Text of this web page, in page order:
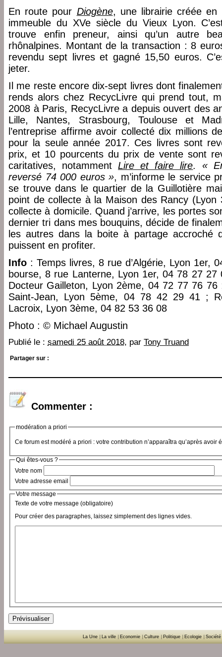
En route pour Diogène, une librairie créée en
immeuble du XVe siècle du Vieux Lyon.
trouve enfin preneur, ainsi qu’un autre
rhônalpines. Montant de la transaction : 8
revendu sept livres et gagné 15,50 euros.
jeter.
Il me reste encore dix-sept livres dont
rends alors chez RecycLivre qui prend tout,
2008 à Paris, RecycLivre a depuis ouvert des
Lille, Nantes, Strasbourg, Toulouse et
l’entreprise affirme avoir collecté dix millions
pour la seule année 2017. Ces livres sont
prix, et 10 pourcents du prix de vente sont
caritatives, notammentLire et faire lire. «
reversé 74 000 euros », m’informe le service
se trouve dans le quartier de la Guillotière
point de collecte à la Maison des Rancy
collecte à domicile. Quand j’arrive, les portes
dernier tri dans mes bouquins, décide de
les autres dans la boite à partage accroché
puissent en profiter.
Info : Temps livres, 8 rue d’Algérie, Lyon 1er,
bourse, 8 rue Lanterne, Lyon 1er, 04 78 27
Docteur Gailleton, Lyon 2ème, 04 72 77 76
Saint-Jean, Lyon 5ème, 04 78 42 29 41 ;
Lacroix, Lyon 3ème, 04 82 53 36 08
Photo : © Michael Augustin
Publié le : samedi 25 août 2018, par Tony Truand
Partager sur :
Commenter :
modération a priori
Ce forum est modéré a priori : votre contribution n’apparaîtra qu’après avoir
Qui êtes-vous ?
Votre nom
Votre adresse email
Votre message
Texte de votre message (obligatoire)
Pour créer des paragraphes, laissez simplement des lignes vides.
La Une La ville Economie Culture Politique Ecologie Société